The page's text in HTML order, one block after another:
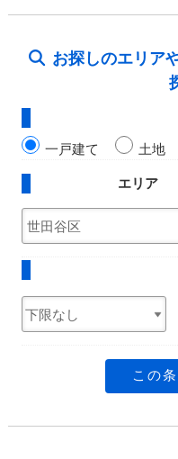
お探しのエリア
一戸建て 土地
エリア
この